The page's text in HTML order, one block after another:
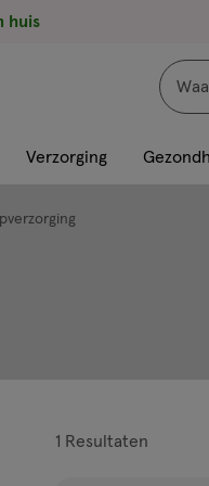
huis
Zoeken
met
Verzorging
1 Resultaten